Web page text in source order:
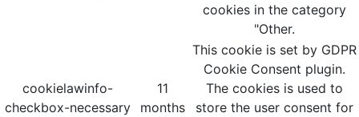
cookies in the category
"Other.
cookielawinfo-
checkbox-necessary
11
months
This cookie is set by GDPR
Cookie Consent plugin.
The cookies is used to
store the user consent for